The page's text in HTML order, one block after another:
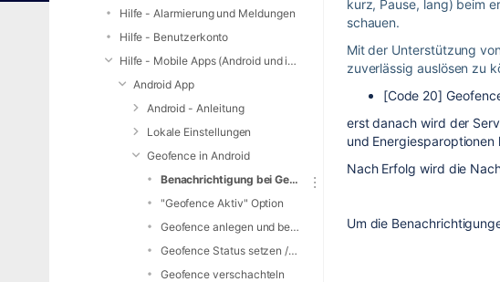
Hilfe - Alarmierung und Meldungen
Hilfe - Benutzerkonto
Hilfe - Mobile Apps (Android und iOS)
Android App
Android - Anleitung
Lokale Einstellungen
Geofence in Android
Benachrichtigung bei Geofence Statussetzen
"Geofence Aktiv" Option
Geofence anlegen und bearbeiten (Android)
Geofence Status setzen / Zurücksetzen nach / Zurücksetzen auf.
Geofence verschachteln
kurz, Pause, lang) beim
schauen.
Mit der Unterstützung
zuverlässig auslösen zu
[Code 20]
erst danach wird der
und
Nach Erfolg wird die
Um die